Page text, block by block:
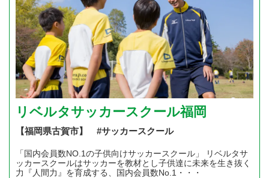
リベルタサッカースクール福岡
【福岡県古賀市】 #サッカースクール
「国内会員数NO.1の子供向けサッカースクール」 リベルタサ
ッカースクールはサッカーを教材とし子供達に未来を生き抜く
力『人間力』を育成する、国内会員数No.1・・・